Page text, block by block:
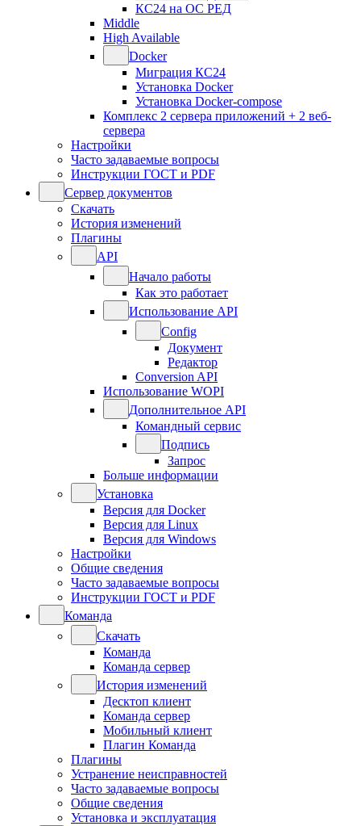
КС24 на ОС РЕД
Middle
High Available
Docker
Миграция КС24
Установка Docker
Установка Docker-compose
Комплекс 2 сервера приложений + 2 веб-
сервера
Настройки
Часто задаваемые вопросы
Инструкции ГОСТ и PDF
Сервер документов
Скачать
История изменений
Плагины
API
Начало работы
Как это работает
Использование API
Config
Документ
Редактор
Conversion API
Использование WOPI
Дополнительное API
Командный сервис
Подпись
Запрос
Больше информации
Установка
Версия для Docker
Версия для Linux
Версия для Windows
Настройки
Общие сведения
Часто задаваемые вопросы
Инструкции ГОСТ и PDF
Команда
Скачать
Команда
Команда сервер
История изменений
Десктоп клиент
Команда сервер
Мобильный клиент
Плагин Команда
Плагины
Устранение неисправностей
Часто задаваемые вопросы
Общие сведения
Установка и эксплуатация